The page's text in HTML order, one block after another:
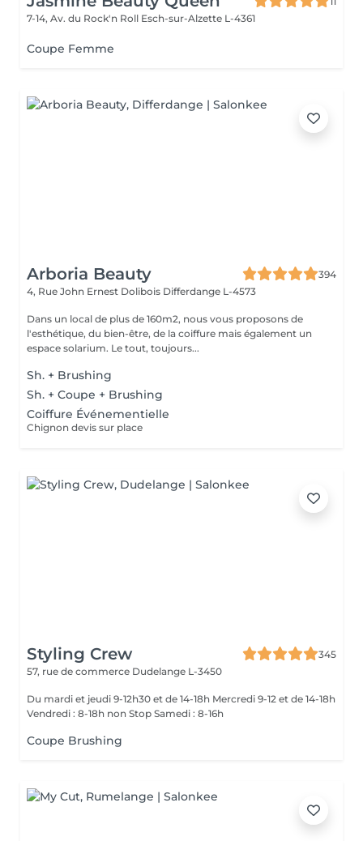
7-14, Av. du Rock'n Roll Esch-sur-Alzette L-4361
Coupe Femme
Arboria Beauty
394
4, Rue John Ernest Dolibois Differdange L-4573
Dans un local de plus de 160m2, nous vous proposons de
l'esthétique, du bien-être, de la coiffure mais également un
espace solarium. Le tout, toujours...
Sh. + Brushing
Sh. + Coupe + Brushing
Coiffure Événementielle
Chignon devis sur place
Styling Crew
345
57, rue de commerce Dudelange L-3450
Du mardi et jeudi 9-12h30 et de 14-18h Mercredi 9-12 et de 14-18h
Vendredi : 8-18h non Stop Samedi : 8-16h
Coupe Brushing